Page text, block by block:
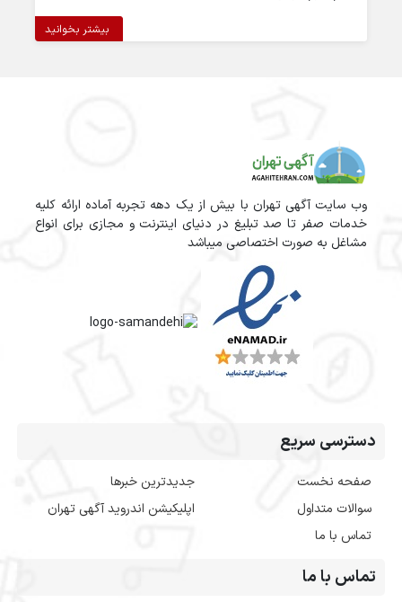
بیشتر بخوانید
وب سایت آگهی تهران با بیش از یک دهه تجربه آماده ارائه کلیه
خدمات صفر تا صد تبلیغ در دنیای اینترنت و مجازی برای انواع
مشاغل به صورت اختصاصی میباشد
دسترسی سریع
صفحه نخست
سوالات متداول
تماس با ما
جدیدترین خبرها
اپلیکیشن اندروید آگهی تهران
تماس با ما